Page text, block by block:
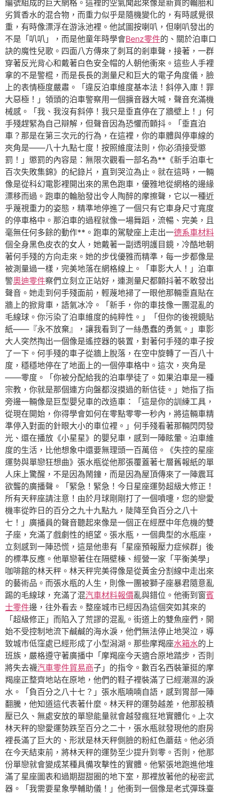
編號組成的巨大網格。這裡的空氣聞起來像是新買的輪胎和
劣質香水的混合物，而重力似乎是隨機變化的，有時感覺很
重，有時像漂浮在游泳池裡。他試圖按喇叭，但喇叭發出的
不是「叭叭」，而是他童年時學會Benz零件的、關於泊車口
訣的魔性兒歌。四面八方傳來了刺耳的剎車聲，接著，一群
穿著反光背心和戴著白色安全帽的人朝他衝來。這些人手裡
拿的不是警棍，而是長長的測量尺和巨大的電子角度儀，臉
上的表情極度嚴肅。「違反泊車維度基本法！斜停入庫！罪
大惡極！」領頭的泊車警察用一個擴音器大喊，聲音充滿機
械感。「我、我沒有斜停！我只是垂直停在了牆壁上！」何
手殘趕緊為自己辯解，但聲音因為恐懼而顫抖。「垂直泊
車？那是在第三次元的行為，在這裡，你的車體與停車線的
夾角是——八十九點七度！按照維度法則，你必須接受懲
罰！」懲罰的內容是：無限次觀看一部名為**《新手泊車七
百次失敗集錦》的紀錄片，直到哭泣為止。就在這時，一輛
像是從科幻電影裡開出來的黑色跑車，優雅地從網格的邊緣
漂移而過。跑車的輪胎發出令人陶醉的摩擦聲，它以一種近
乎蔑視重力的姿態，精準地停進了一個只有它車身尺寸寬度
的停車格中。那泊車的過程就像一場舞蹈，流暢、完美，且
毫無任何多餘的動作**。跑車的駕駛座上走出一德系車材料
個全身黑色皮衣的女人，她戴著一副透明護目鏡，冷酷地朝
著何手殘的方向走來。她的步伐優雅而精準，每一步都像是
被測量過一樣，完美地落在網格線上。「車影大人！」泊車
警奧迪零件察們立刻立正站好，連測量尺都顫抖著不敢發出
聲音。她走到何手殘面前，輕蔑地掃了一眼他那輛垂直貼在
牆上的掀背車，語氣冰冷。「新手，你的車技像一團混亂的
毛線球。你污染了泊車維度的純粹性。」「但你的後視鏡貼
紙——『永不放棄』，讓我看到了一絲愚蠢的勇氣。」車影
大人突然掏出一個像是遙控器的裝置，對著何手殘的車子按
了一下。何手殘的車子從牆上脫落，在空中旋轉了一百八十
度，穩穩地停在了地面上的一個停車格中。這次，夾角是
——零度。「你被分配給我的泊車學徒了。如果泊車是一種
宗教，你就是那個連方向盤都沒摸過的新信徒。」她指了指
旁邊一輛像是巨型嬰兒車的改造車：「這是你的訓練工具，
從現在開始，你得學會如何在零點零零一秒內，將這輛車精
準停入對面的針眼大小的車位裡。」何手殘看著那輛閃閃發
光、還在播放《小星星》的嬰兒車，感到一陣眩暈。泊車維
度的生活，比他想象中還要無理頭一百萬倍。《失控的星座
運勢與單戀狂想曲》張水瓶從他那張覆蓋著七層舊報紙的單
人床上驚醒，不是因為鬧鐘，而是因為屋頂傳來了一陣震耳
欲聾的廣播聲。「緊急！緊急！今日星座運勢超級大修正！
所有天秤座請注意！由於月球剛剛打了一個噴嚏，您的戀愛
機率從昨日的百分之九十九點九，陡降至負百分之八十
七！」廣播員的聲音聽起來像是一個正在經歷中年危機的雙
子座，充滿了戲劇性的絕望。張水瓶，一個典型的水瓶座，
立刻感到一陣恐慌，這是他患有「星座預報壓力症候群」後
的標準反應。他單戀著住在隔壁棟、經營一家「平衡美學」
咖啡館的林天秤。林天秤完美得像是從黃金分割線中走出來
的藝術品。而張水瓶的人生，則像一團被獅子座暴君隨意亂
踢的毛線球，充滿了混汽車材料報價亂與錯位。他衝到窗賓
士零件邊，往外看去。整座城市已經因為這個突如其來的
「超級修正」而陷入了荒謬的混亂。街道上的雙魚座們，開
始不受控制地流下鹹鹹的海水淚，他們無法停止地哭泣，導
致城市低窪處已經形成了小型潟湖。那些摩羯座水箱水的上
班族，嚴格遵守著廣播中「摩羯座今天適合原地踏步，否則
將失去襪汽車零件貿易商子」的指令。數百名西裝筆挺的摩
羯座正整齊地站在原地，他們的鞋子裡裝滿了已經潮濕的淚
水。「負百分之八十七？」張水瓶喃喃自語，感到胃部一陣
翻騰，他知道這代表著什麼。林天秤的運勢越差，他那股積
壓已久、無處安放的單戀能量就會越發瘋狂地實體化。上次
林天秤的戀愛運勢跌至百分之二十，張水瓶就發現他的廚房
裡長滿了巨大的、形狀是林天秤側臉的粉紅色蘑菇。他必須
在今天結束前，將林天秤的運勢至少提升到零。否則，他那
份單戀就會變成某種具備攻擊性的實體。他緊張地跑進他堆
滿了星座圖表和過期甜甜圈的地下室，那裡放著他的秘密武
器。「我需要星象學輔助儀！」他衝到一個像是老式彈珠臺